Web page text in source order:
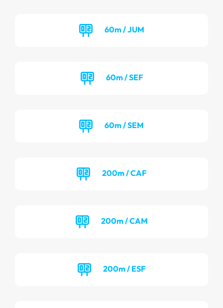
60m / JUM
60m / SEF
60m / SEM
200m / CAF
200m / CAM
200m / ESF